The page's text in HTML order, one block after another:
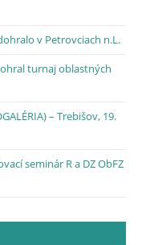
v Petrovciach n.L.
turnaj oblastných
– Trebišov, 19.
seminár R a DZ ObFZ